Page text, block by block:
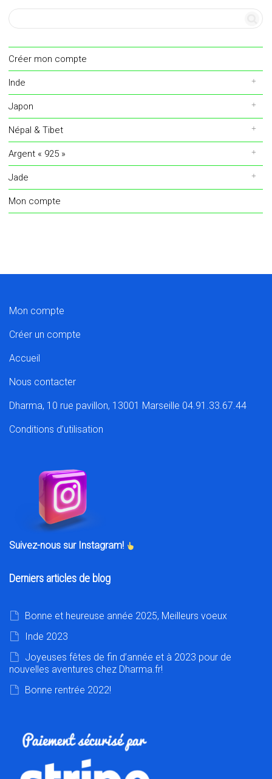
Créer mon compte
Inde
Japon
Népal & Tibet
Argent « 925 »
Jade
Mon compte
Mon compte
Créer un compte
Accueil
Nous contacter
Dharma, 10 rue pavillon, 13001 Marseille 04.91.33.67.44
Conditions d’utilisation
Suivez-nous sur Instagram!
Derniers articles de blog
Bonne et heureuse année 2025, Meilleurs voeux
Inde 2023
Joyeuses fêtes de fin d’année et à 2023 pour de
nouvelles aventures chez Dharma.fr!
Bonne rentrée 2022!